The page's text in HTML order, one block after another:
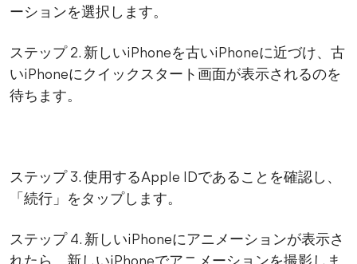
ーションを選択します。
ステップ 2. 新しいiPhoneを古いiPhoneに近づけ、古
いiPhoneにクイックスタート画面が表示されるのを
待ちます。
ステップ 3. 使用するApple IDであることを確認し、
「続行」をタップします。
ステップ 4. 新しいiPhoneにアニメーションが表示さ